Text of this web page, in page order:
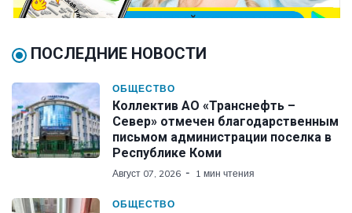
ПОСЛЕДНИЕ НОВОСТИ
ОБЩЕСТВО
Коллектив АО «Транснефть –
Север» отмечен благодарственным
письмом администрации поселка в
Республике Коми
Август 07, 2026 1 мин чтения
ОБЩЕСТВО